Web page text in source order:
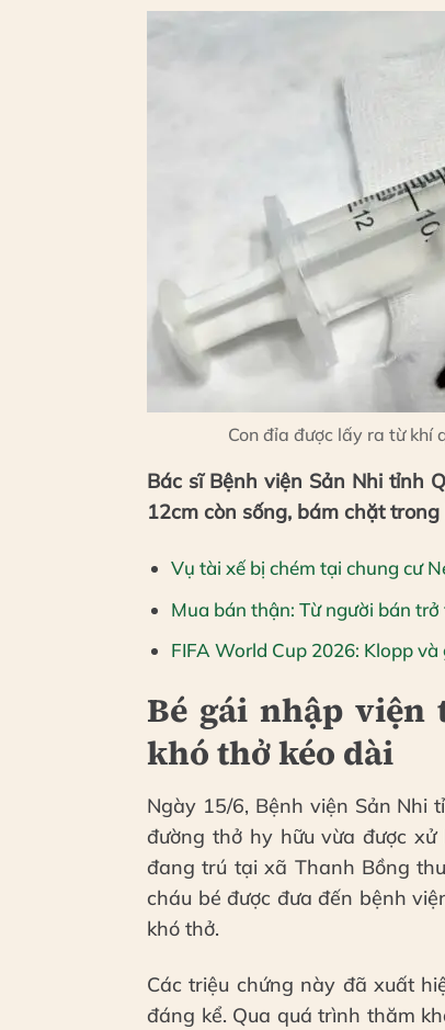
Con đỉa được lấy ra từ khí
Bác sĩ Bệnh viện Sản Nhi tỉnh
12cm còn sống, bám chặt
Vụ tài xế bị chém tại chung cư
Mua bán thận: Từ người bán
FIFA World Cup 2026: Klopp
Bé gái nhập
khó thở kéo dài
Ngày 15/6, Bệnh viện Sản Nhi
đường thở hy hữu vừa được
đang trú tại xã Thanh Bồng
cháu bé được đưa đến bệnh
khó thở.
Các triệu chứng này đã xuất
đáng kể. Qua quá trình thăm